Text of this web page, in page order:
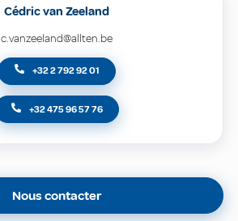
Cédric van Zeeland
c.vanzeeland@allten.be
+32 2 792 92 01
+32 475 96 57 76
Nous contacter